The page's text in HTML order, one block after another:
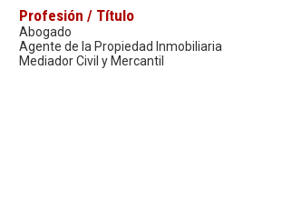
Profesión / Título
Abogado
Agente de la Propiedad Inmobiliaria
Mediador Civil y Mercantil